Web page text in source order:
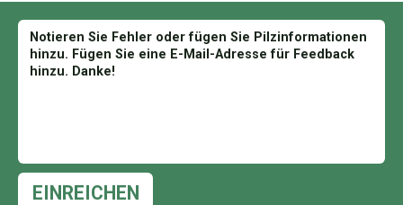
EINREICHEN